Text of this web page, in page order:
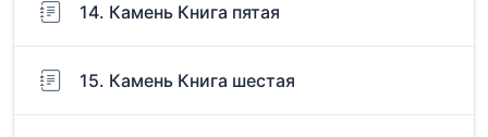
14. Камень Книга пятая
15. Камень Книга шестая